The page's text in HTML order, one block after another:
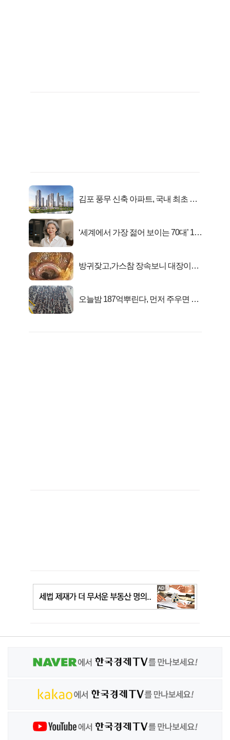
김포 풍무 신축 아파트, 국내 최초 반
‘세계에서 가장 젊어 보이는 70대’ 1위
방귀잦고,가스참 장속보니 대장이아
오늘밤 187억뿌린다, 먼저 주우면 최